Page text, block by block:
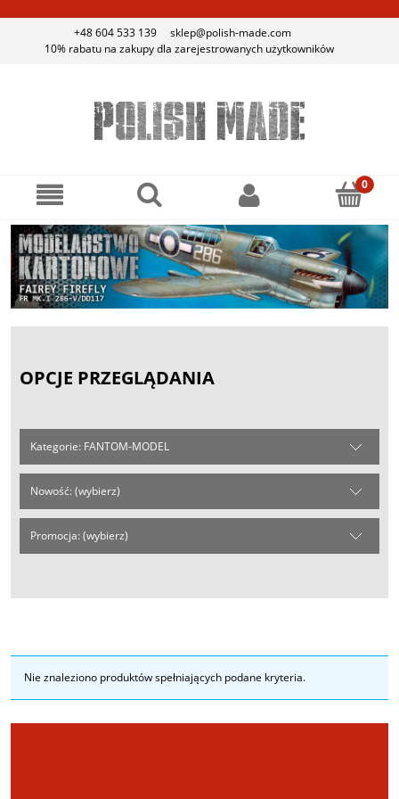
+48 604 533 139
sklep@polish-made.com
10% rabatu na zakupy dla zarejestrowanych użytkowników
OPCJE PRZEGLĄDANIA
Kategorie: FANTOM-MODEL
Nowość: (wybierz)
Promocja: (wybierz)
Nie znaleziono produktów spełniających podane kryteria.